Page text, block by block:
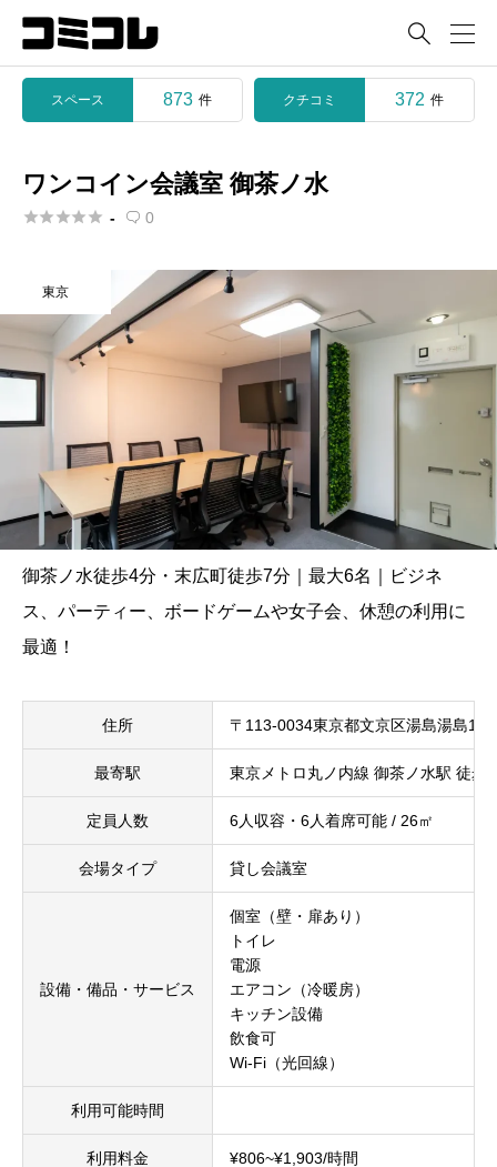

スペース 873 件 クチコミ 372 件
ワンコイン会議室 御茶ノ水
 -  0
東京
御茶ノ水徒歩4分・末広町徒歩7分｜最大6名｜ビジネ
ス、パーティー、ボードゲームや女子会、休憩の利用に
最適！
住所 〒113-0034東京都文京区湯島湯島1
最寄駅 東京メトロ丸ノ内線 御茶ノ水駅 徒歩
定員人数 6人収容・6人着席可能 / 26㎡
会場タイプ 貸し会議室
設備・備品・サービス
個室（壁・扉あり）
トイレ
電源
エアコン（冷暖房）
キッチン設備
飲食可
Wi-Fi（光回線）
利用可能時間
利用料金 ¥806~¥1,903/時間